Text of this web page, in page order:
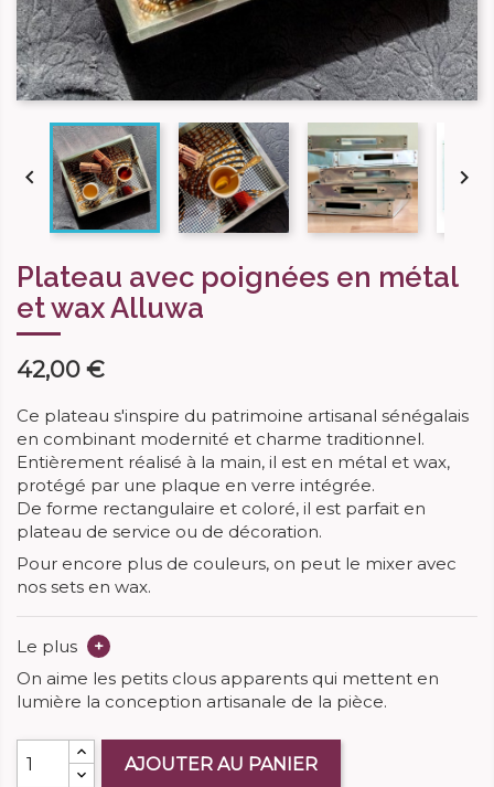
 
Plateau avec poignées en métal
et wax Alluwa
42,00 €
Ce plateau s'inspire du patrimoine artisanal sénégalais
en combinant modernité et charme traditionnel.
Entièrement réalisé à la main, il est en métal et wax,
protégé par une plaque en verre intégrée.
De forme rectangulaire et coloré, il est parfait en
plateau de service ou de décoration.
Pour encore plus de couleurs, on peut le mixer avec
nos sets en wax.
Le plus
+
On aime les petits clous apparents qui mettent en
lumière la conception artisanale de la pièce.
AJOUTER AU PANIER